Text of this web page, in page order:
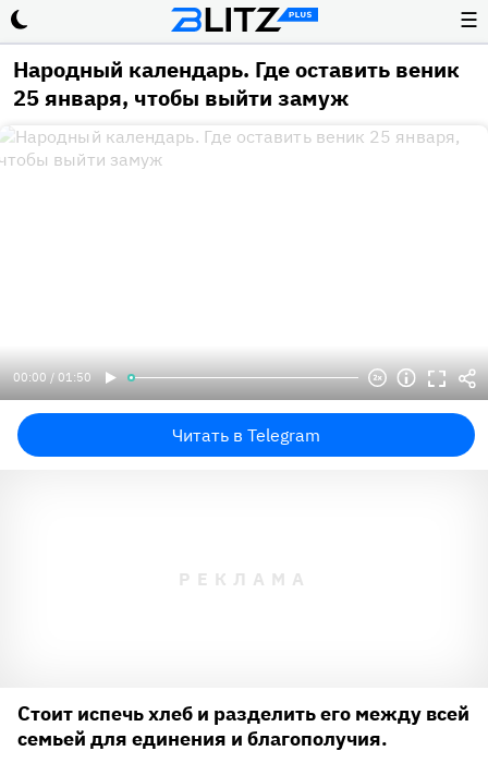
☰
Народный календарь. Где оставить веник
25 января, чтобы выйти замуж
00:00 / 01:50
Читать в Telegram
Стоит испечь хлеб и разделить его между всей
семьей для единения и благополучия.